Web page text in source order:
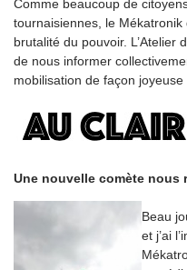
Comme beaucoup de
tournaisiennes, le
brutalité du pouvoir. L’Atelier
de nous informer
mobilisation de façon
Une nouvelle comète nous
Beau
et j’ai